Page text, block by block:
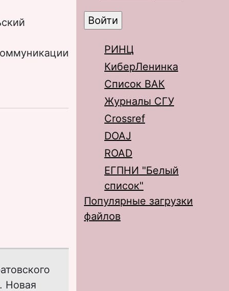
Новая
РИНЦ
КиберЛенинка
Список ВАК
Журналы СГУ
Crossref
DOAJ
ROAD
ЕГПНИ "Белый
список"
Популярные загрузки
файлов